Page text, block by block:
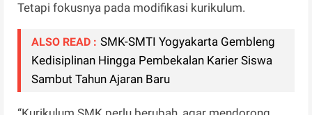
Tetapi fokusnya pada modifikasi kurikulum.
ALSO READ : SMK-SMTI Yogyakarta Gembleng
Kedisiplinan Hingga Pembekalan Karier Siswa
Sambut Tahun Ajaran Baru